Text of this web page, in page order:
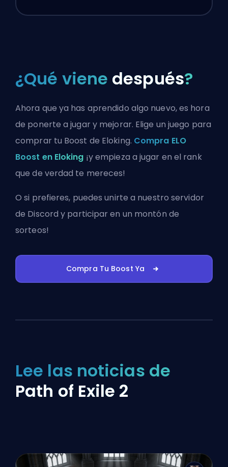
¿Qué viene después?
Ahora que ya has aprendido algo nuevo, es hora
de ponerte a jugar y mejorar. Elige un juego para
comprar tu Boost de Eloking. Compra ELO
Boost en Eloking ¡y empieza a jugar en el rank
que de verdad te mereces!
O si prefieres, puedesunirte a nuestro servidor
de Discord y participar en un montón de
sorteos!
Compra Tu Boost Ya
Lee las noticias de
Path of Exile 2